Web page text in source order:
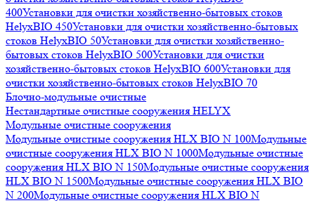
400Установки для очистки хозяйственно-бытовых стоков
HelyxBIO 450Установки для очистки хозяйственно-бытовых
стоков HelyxBIO 50Установки для очистки хозяйственно-
бытовых стоков HelyxBIO 500Установки для очистки
хозяйственно-бытовых стоков HelyxBIO 600Установки для
очистки хозяйственно-бытовых стоков HelyxBIO 70
Блочно-модульные очистные
Нестандартные очистные сооружения HELYX
Модульные очистные сооружения
Модульные очистные сооружения HLX BIO N 100Модульные
очистные сооружения HLX BIO N 1000Модульные очистные
сооружения HLX BIO N 150Модульные очистные сооружения
HLX BIO N 1500Модульные очистные сооружения HLX BIO
N 200Модульные очистные сооружения HLX BIO N